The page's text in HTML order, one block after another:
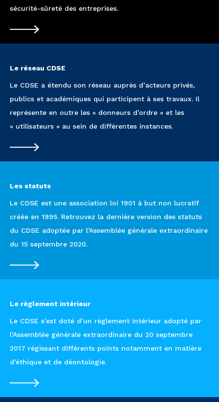
regards
sécurité-sûreté des entreprises.
Le réseau CDSE
Le CDSE a étendu son réseau auprès d’acteurs privés,
publics et académiques qui participent à ses travaux. Il
représente en outre les « donneurs d’ordre » et les
« utilisateurs » au sein de différentes instances.
Les statuts
Le CDSE est une association loi 1901 à but non lucratif
créée en 1995. Retrouvez la dernière version des statuts
du CDSE adoptée par l’Assemblée générale extraordinaire
du 15 septembre 2020.
Le règlement intérieur
Le CDSE s’est doté d’un règlement intérieur adopté par
l’Assemblée générale extraordinaire du 20 septembre
2017 régissant différents points notamment en matière
d’éthique et de déontologie.